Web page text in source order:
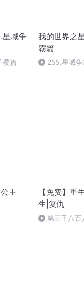
星域争
樱篇
我的世界之
霸篇
255.星域争
主
【免费】重
生|复仇
第三千八百